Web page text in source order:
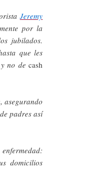
Jeremy
por la
jubilados.
que les
no de cash
asegurando
padres así
domicilios